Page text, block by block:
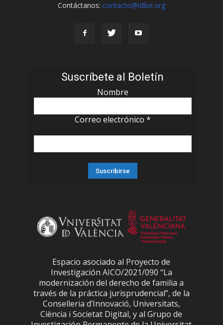
Contáctanos: contacto@idibe.org
Suscríbete al Boletín
Nombre
Correo electrónico *
Espacio asociado al Proyecto de
Investigación AICO/2021/090 “La
modernización del derecho de familia a
través de la práctica jurisprudencial”, de la
Conselleria d’Innovació, Universitats,
Ciència i Societat Digital, y al Grupo de